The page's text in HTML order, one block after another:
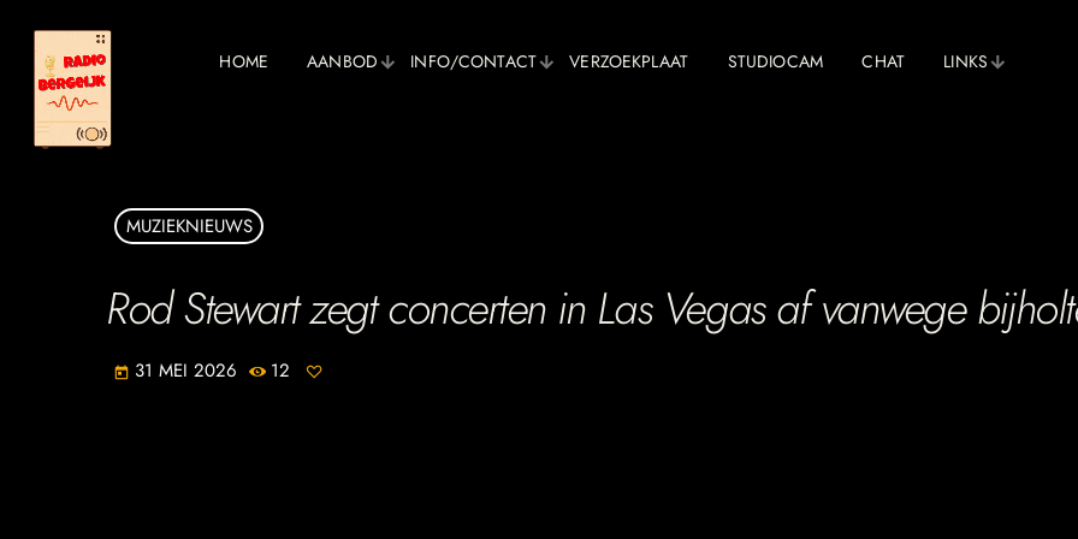
HOME AANBOD INFO/CONTACT VERZOEKPLAAT STUDIOCAM CHAT LINKS
MUZIEKNIEUWS
Rod Stewart zegt concerten in Las Vegas af vanwege
today 31 MEI 2026 12